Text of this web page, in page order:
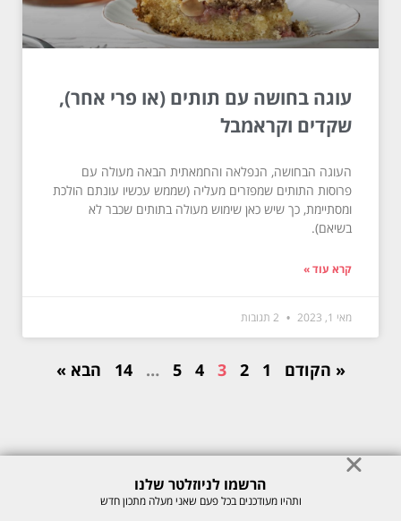
עוגה בחושה עם תותים (או פרי אחר),
שקדים וקראמבל
העוגה הבחושה, הנפלאה והחמאתית הבאה מעולה עם
פרוסות התותים שמפזרים מעליה (שממש עכשיו עונתם הולכת
ומסתיימת, כך שיש כאן שימוש מעולה בתותים שכבר לא
בשיאם).
קרא עוד »
מאי 1, 2023
« הקודם 1
2
3
4
5
…
14 הבא »
© כל הזכויות לתוכן באתר שמורות למיכל רוזנבך 2026. אין להעתיק או לשכפלהרשמו לניוזלטר שלנו
ותהיו מעודכנים בכל פעם שאני מעלה מתכון חדש